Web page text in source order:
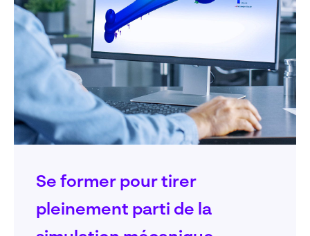
Se former pour tirer
pleinement parti de la